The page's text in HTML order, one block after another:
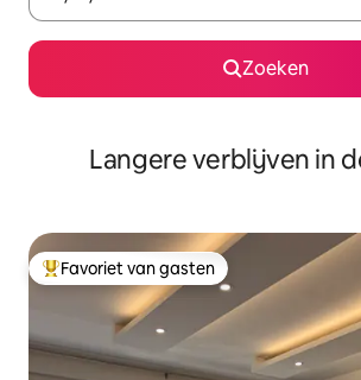
Zoeken
Langere verblijven in
Topfavoriet van gasten
Favoriet van gasten